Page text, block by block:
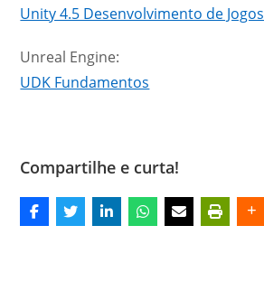
Unity 4.5 Desenvolvimento de Jogos
Unreal Engine:
UDK Fundamentos
Compartilhe e curta!